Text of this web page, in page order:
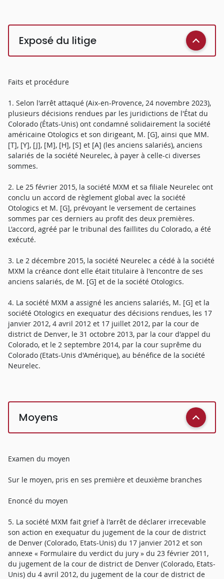
Exposé du litige
Faits et procédure
1. Selon l'arrêt attaqué (Aix-en-Provence, 24 novembre 2023),
plusieurs décisions rendues par les juridictions de l'État du
Colorado (États-Unis) ont condamné solidairement la société
américaine Otologics et son dirigeant, M. [G], ainsi que MM.
[T], [Y], [J], [M], [H], [S] et [A] (les anciens salariés), anciens
salariés de la société Neurelec, à payer à celle-ci diverses
sommes.
2. Le 25 février 2015, la société MXM et sa filiale Neurelec ont
conclu un accord de règlement global avec la société
Otologics et M. [G], prévoyant le versement de certaines
sommes par ces derniers au profit des deux premières.
L'accord, agréé par le tribunal des faillites du Colorado, a été
exécuté.
3. Le 2 décembre 2015, la société Neurelec a cédé à la société
MXM la créance dont elle était titulaire à l'encontre de ses
anciens salariés, de M. [G] et de la société Otologics.
4. La société MXM a assigné les anciens salariés, M. [G] et la
société Otologics en exequatur des décisions rendues, les 17
janvier 2012, 4 avril 2012 et 17 juillet 2012, par la cour de
district de Denver, le 31 octobre 2013, par la cour d'appel du
Colorado, et le 2 septembre 2014, par la cour suprême du
Colorado (Etats-Unis d'Amérique), au bénéfice de la société
Neurelec.
Moyens
Examen du moyen
Sur le moyen, pris en ses première et deuxième branches
Enoncé du moyen
5. La société MXM fait grief à l'arrêt de déclarer irrecevable
son action en exequatur du jugement de la cour de district
de Denver (Colorado, Etats-Unis) du 17 janvier 2012 et son
annexe « Formulaire du verdict du jury » du 23 février 2011,
du jugement de la cour de district de Denver (Colorado, Etats-
Unis) du 4 avril 2012, du jugement de la cour de district de